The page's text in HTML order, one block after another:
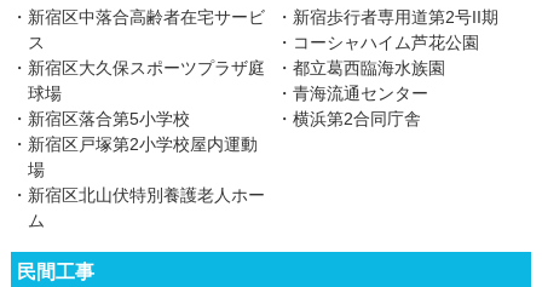
・新宿区中落合高齢者在宅サービ
ス
・新宿区大久保スポーツプラザ庭
球場
・新宿区落合第5小学校
・新宿区戸塚第2小学校屋内運動
場
・新宿区北山伏特別養護老人ホー
ム
・新宿歩行者専用道第2号II期
・コーシャハイム芦花公園
・都立葛西臨海水族園
・青海流通センター
・横浜第2合同庁舎
民間工事